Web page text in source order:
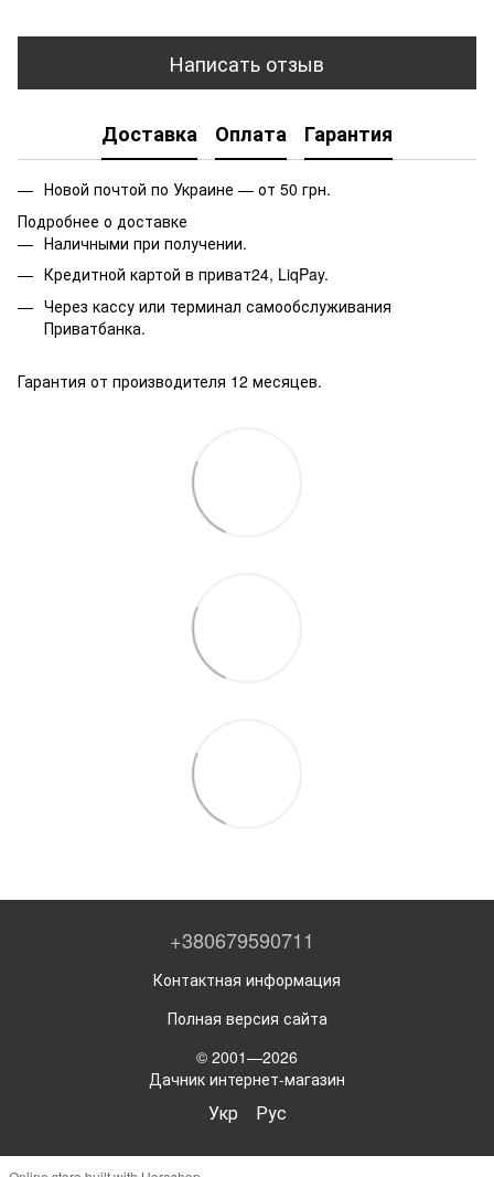
Написать отзыв
Доставка Оплата Гарантия
Новой почтой по Украине — от 50 грн.
Подробнее о доставке
Наличными при получении.
Кредитной картой в приват24, LiqPay.
Через кассу или терминал самообслуживания
Приватбанка.
Гарантия от производителя 12 месяцев.
+380679590711
Контактная информация
Полная версия сайта
© 2001—2026
Дачник интернет-магазин
Укр Рус